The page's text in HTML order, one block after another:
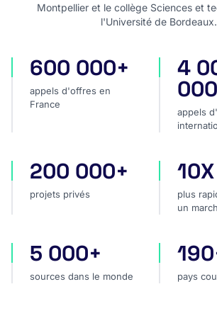
Montpellier et le collège Sciences et
l'Université de Bordeaux.
appels d'offres en France
600 000+
appels d'offres en
France
appels
4
appels
projets privés
200 000+
projets privés
plus
10X
plus
un
sources dans le monde
5 000+
sources dans le monde
pays
pays